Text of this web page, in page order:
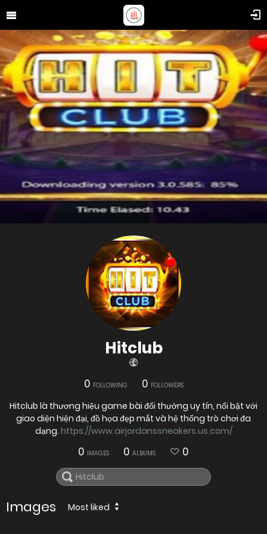
Hitclub
0 FOLLOWING 0 FOLLOWERS
Hitclub là thương hiệu game bài đổi thưởng uy tín, nổi bật với
giao diện hiện đại, đồ họa đẹp mắt và hệ thống trò chơi đa
dạng. https://www.airjordanssneakers.us.com/
0 IMAGES 0 ALBUMS 0
Images Most liked